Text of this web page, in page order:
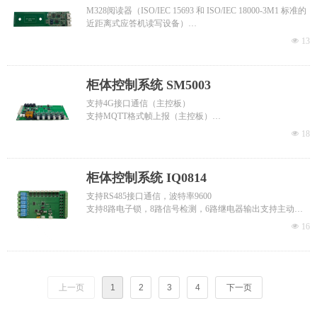
M328阅读器（ISO/IEC 15693 和 ISO/IEC 18000-3M1 标准的
近距离式应答机读写设备）
M328GW网关（对多个M328阅读器和M328LED灯板控制）
넶 13
柜体控制系统 SM5003
支持4G接口通信（主控板）
支持MQTT格式帧上报（主控板）
带锁状态反馈信号
넶 18
柜体控制系统 IQ0814
支持RS485接口通信，波特率9600
支持8路电子锁，8路信号检测，6路继电器输出支持主动、
넶 16
上一页 1 2 3 4 下一页